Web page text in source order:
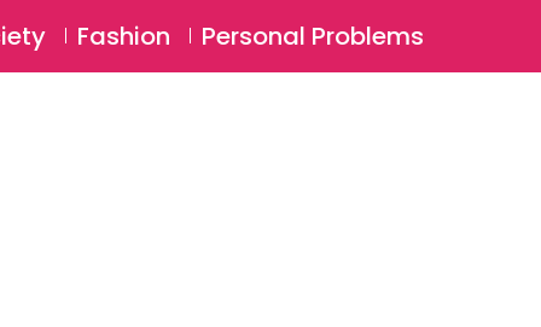
Login ⚲
Fashion Personal Problems